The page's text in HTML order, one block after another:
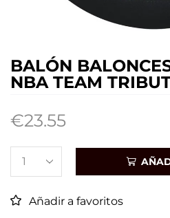
BALÓN
NBA TEAM
€23.55
Añadir a favoritos